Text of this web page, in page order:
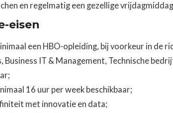
en regelmatig een gezellige
eisen
een HBO-opleiding, bij voorkeur in de
Business IT & Management, Technische
16 uur per week beschikbaar;
met innovatie en data;